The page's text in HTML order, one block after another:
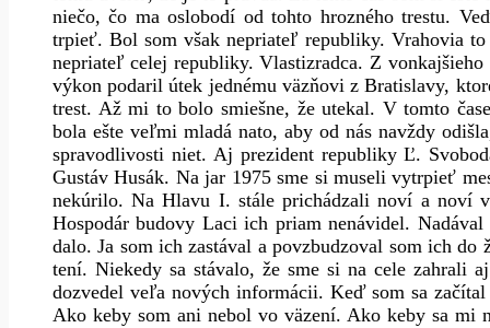
niečo, čo ma oslobodí od tohto hrozného trestu.
trpieť. Bol som však nepriateľ republiky. Vrahovia
nepriateľ celej republiky. Vlastizradca. Z
výkon podaril útek jednému väzňovi z Bratislavy,
trest. Až mi to bolo smiešne, že utekal. V tomto
bola ešte veľmi mladá nato, aby od nás navždy
spravodlivosti niet. Aj prezident republiky Ľ.
Gustáv Husák. Na jar 1975 sme si museli vytrpieť
nekúrilo. Na Hlavu I. stále prichádzali noví a noví
Hospodár budovy Laci ich priam nenávidel.
dalo. Ja som ich zastával a povzbudzoval som ich
tení. Niekedy sa stávalo, že sme si na cele zahrali
dozvedel veľa nových informácii. Keď som sa
Ako keby som ani nebol vo väzení. Ako keby sa